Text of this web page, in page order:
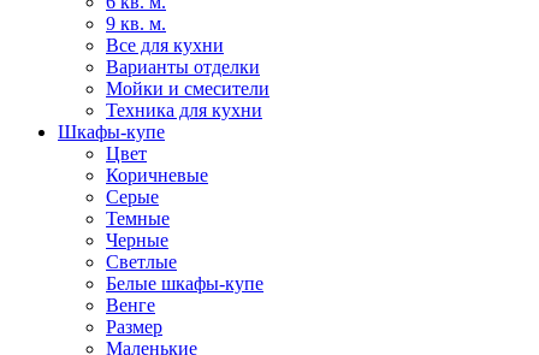
9 кв. м.
Все для кухни
Варианты отделки
Мойки и смесители
Техника для кухни
Шкафы-купе
Цвет
Коричневые
Серые
Темные
Черные
Светлые
Белые шкафы-купе
Венге
Размер
Маленькие